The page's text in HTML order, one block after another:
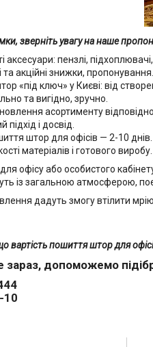
зверніть увагу на наше
аксесуари: пензлі,
та акційні знижки, пропонування.
«під ключ» у Києві: від
та вигідно, зручно.
асортименту
підхід і досвід.
штор для офісів — 2-10 днів.
матеріалів і готового виробу.
офісу або особистого
із загальною атмосферою,
дадуть змогу втілити
вартість пошиття штор для
зараз, допоможемо
10